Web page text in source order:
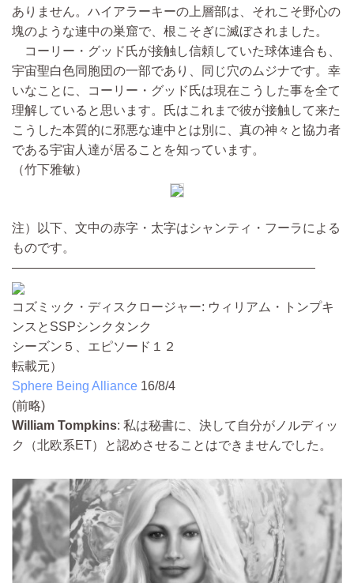
ありません。ハイアラーキーの上層部は、それこそ野心の
塊のような連中の巣窟で、根こそぎに滅ぼされました。
コーリー・グッド氏が接触し信頼していた球体連合も、
宇宙聖白色同胞団の一部であり、同じ穴のムジナです。幸
いなことに、コーリー・グッド氏は現在こうした事を全て
理解していると思います。氏はこれまで彼が接触して来た
こうした本質的に邪悪な連中とは別に、真の神々と協力者
である宇宙人達が居ることを知っています。
（竹下雅敏）
注）以下、文中の赤字・太字はシャンティ・フーラによる
ものです。
————————————————————————
コズミック・ディスクロージャー: ウィリアム・トンプキ
ンスとSSPシンクタンク
シーズン５、エピソード１２
転載元）
Sphere Being Alliance 16/8/4
(前略)
William Tompkins: 私は秘書に、決して自分がノルディッ
ク（北欧系ET）と認めさせることはできませんでした。